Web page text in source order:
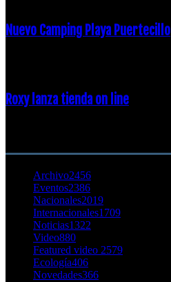
Nuevo Camping Playa Puertecillo
Roxy lanza tienda on line
Archivo2456
Eventos2386
Nacionales2019
Internacionales1709
Noticias1322
Video880
Featured video 2579
Ecología406
Novedades366